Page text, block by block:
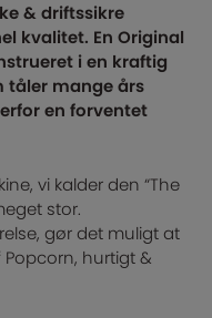
& driftssikre
kvalitet. En Original
i en kraftig
tåler mange års
en forventet
vi kalder den “The
stor.
gør det muligt at
hurtigt &